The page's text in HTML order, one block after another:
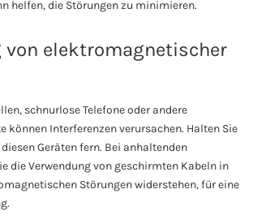
helfen, die Störungen zu minimieren.
von elektromagnetischer
schnurlose Telefone oder andere
können Interferenzen verursachen. Halten Sie
Geräten fern. Bei anhaltenden
die Verwendung von geschirmten Kabeln in
Störungen widerstehen, für eine